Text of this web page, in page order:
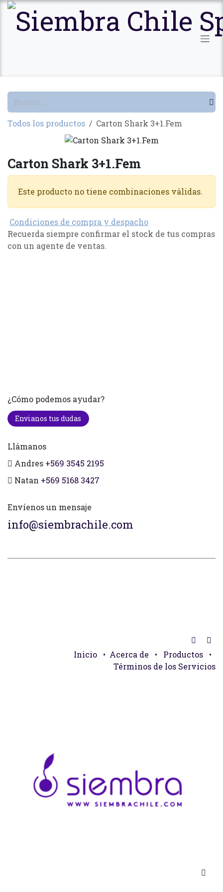
Ir al contenido
Todos los productos Carton Shark 3+1.Fem
Carton Shark 3+1.Fem
Este producto no tiene combinaciones válidas.
Condiciones de compra y despacho
Recuerda siempre confirmar el stock de tus compras
con un agente de ventas.
¿Cómo podemos ayudar?
Envianos tus dudas
Llámanos
Andres +569 3545 2195
Natan +569 5168 3427
Envíenos un mensaje
info@siembrachile.com
Inicio • Acerca de • Productos
•
Términos de los Servicios